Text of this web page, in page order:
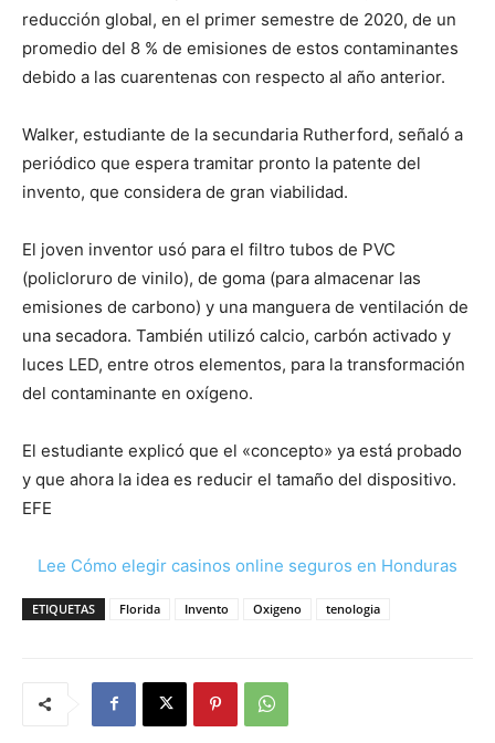
reducción global, en el primer semestre de 2020, de un
promedio del 8 % de emisiones de estos contaminantes
debido a las cuarentenas con respecto al año anterior.
Walker, estudiante de la secundaria Rutherford, señaló a
periódico que espera tramitar pronto la patente del
invento, que considera de gran viabilidad.
El joven inventor usó para el filtro tubos de PVC
(policloruro de vinilo), de goma (para almacenar las
emisiones de carbono) y una manguera de ventilación de
una secadora. También utilizó calcio, carbón activado y
luces LED, entre otros elementos, para la transformación
del contaminante en oxígeno.
El estudiante explicó que el «concepto» ya está probado
y que ahora la idea es reducir el tamaño del dispositivo.
EFE
Lee Cómo elegir casinos online seguros en Honduras
ETIQUETAS Florida Invento Oxigeno tenologia